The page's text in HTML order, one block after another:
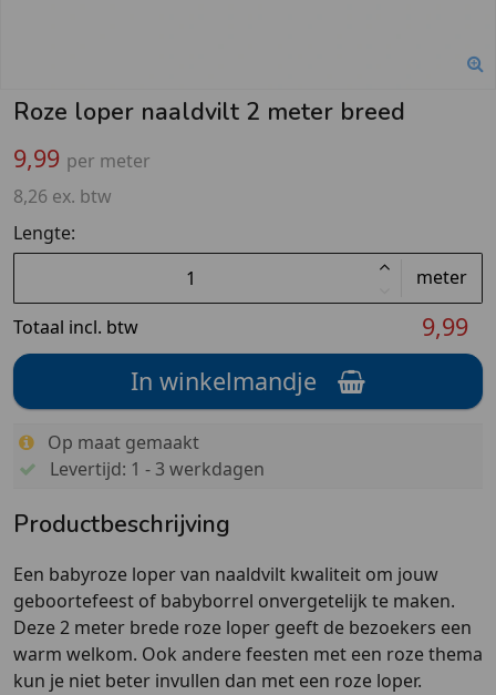
Roze loper naaldvilt 2 meter breed
9,99 per meter
8,26 ex. btw
Lengte:
meter
Totaal incl. btw
9,99
In winkelmandje
Op maat gemaakt
Levertijd: 1 - 3 werkdagen
Productbeschrijving
Een babyroze loper van naaldvilt kwaliteit om jouw
geboortefeest of babyborrel onvergetelijk te maken.
Deze 2 meter brede roze loper geeft de bezoekers een
warm welkom. Ook andere feesten met een roze thema
kun je niet beter invullen dan met een roze loper.